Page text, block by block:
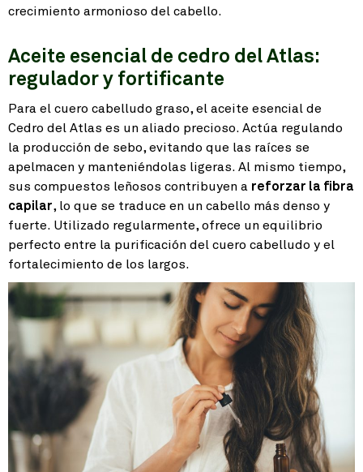
crecimiento armonioso del cabello.
Aceite esencial de cedro del Atlas:
regulador y fortificante
Para el cuero cabelludo graso, el aceite esencial de
Cedro del Atlas es un aliado precioso. Actúa regulando
la producción de sebo, evitando que las raíces se
apelmacen y manteniéndolas ligeras. Al mismo tiempo,
sus compuestos leñosos contribuyen a reforzar la fibra
capilar, lo que se traduce en un cabello más denso y
fuerte. Utilizado regularmente, ofrece un equilibrio
perfecto entre la purificación del cuero cabelludo y el
fortalecimiento de los largos.